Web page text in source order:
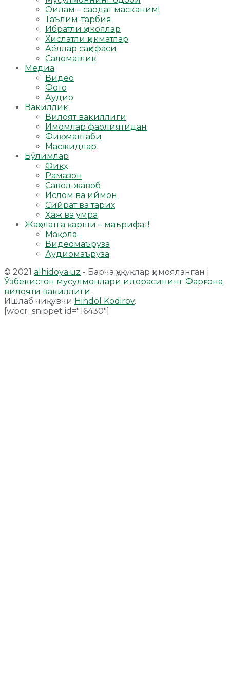
Оилам – саодат масканим!
Таълим-тарбия
Ибратли ҳикоялар
Хислатли ҳикматлар
Аёллар саҳифаси
Саломатлик
Медиа
Видео
Фото
Аудио
Вакиллик
Вилоят вакиллиги
Имомлар фаолиятидан
Фиқҳ мактаби
Масжидлар
Бўлимлар
Фиқҳ
Рамазон
Савол-жавоб
Ислом ва иймон
Сийрат ва тарих
Ҳаж ва умра
Жаҳолатга қарши – маърифат!
Мақола
Видеомаъруза
Аудиомаъруза
© 2021 alhidoya.uz - Барча ҳуқуқлар ҳимояланган |
Ўзбекистон мусулмонлари идорасининг Фарғона
вилояти вакиллиги.
Ишлаб чиқувчи Hindol Kodirov.
[wbcr_snippet id="16430"]